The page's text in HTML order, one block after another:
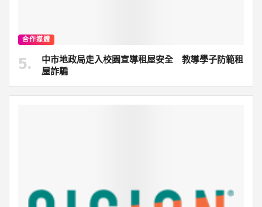
合作媒體
中市地政局走入校園宣導租屋安全 教導學子防範租
屋詐騙